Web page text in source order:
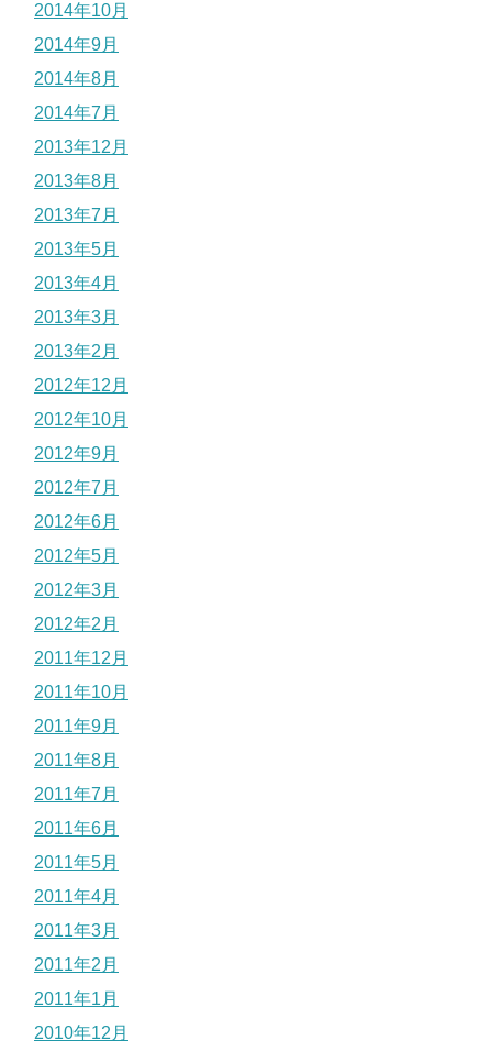
2014年10月
2014年9月
2014年8月
2014年7月
2013年12月
2013年8月
2013年7月
2013年5月
2013年4月
2013年3月
2013年2月
2012年12月
2012年10月
2012年9月
2012年7月
2012年6月
2012年5月
2012年3月
2012年2月
2011年12月
2011年10月
2011年9月
2011年8月
2011年7月
2011年6月
2011年5月
2011年4月
2011年3月
2011年2月
2011年1月
2010年12月